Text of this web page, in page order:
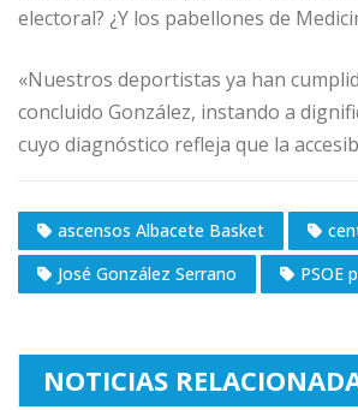
electoral? ¿Y los pabellones de
«Nuestros deportistas ya han
concluido González, instando a
cuyo diagnóstico refleja que la
ascensos Albacete Basket
José González Serrano
PSOE
NOTICIAS